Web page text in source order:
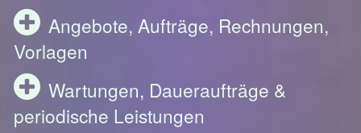
Angebote, Aufträge, Rechnungen,
Vorlagen
Wartungen, Daueraufträge &
periodische Leistungen